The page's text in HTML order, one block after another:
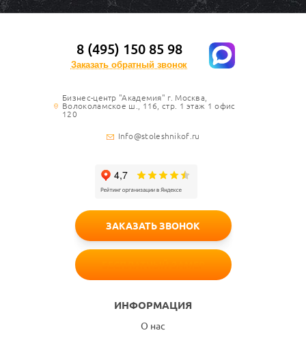
8 (495) 150 85 98
Заказать обратный звонок
Бизнес-центр "Академия" г. Москва,
Волоколамское ш., 116, стр. 1 этаж 1 офис
120
Info@stoleshnikof.ru
ИНФОРМАЦИЯ
О нас
ЗАКАЗАТЬ ЗВОНОК